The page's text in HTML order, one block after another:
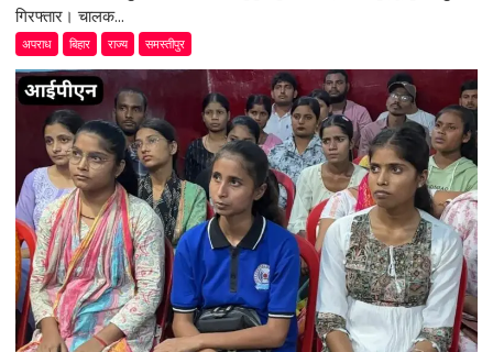
गिरफ्तार। चालक...
अपराध बिहार राज्य समस्तीपुर